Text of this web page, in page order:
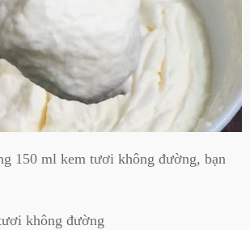
150 ml kem tươi không đường, bạn
không đường